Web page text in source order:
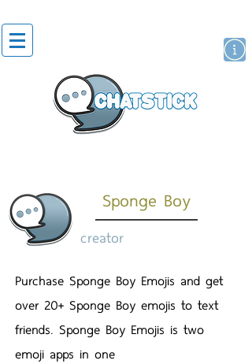
Sponge Boy
creator
Purchase Sponge Boy Emojis and get
over 20+ Sponge Boy emojis to text
friends. Sponge Boy Emojis is two
emoji apps in one